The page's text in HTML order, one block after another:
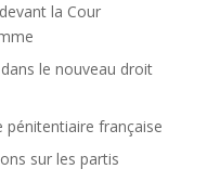
la Cour
le nouveau droit
pénitentiaire française
sur les partis